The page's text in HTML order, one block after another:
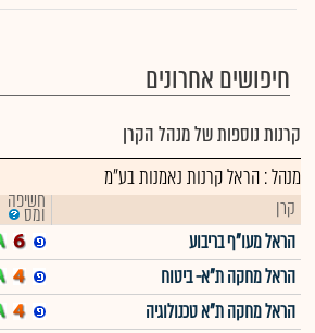
חיפושים אחרונים
קרנות נוספות של מנהל הקרן
מנהל : הראל קרנות נאמנות בע"מ
קרן חשיפה
ומס
הראל מעו"ף בריבוע
הראל מחקה ת"א- ביטוח
הראל מחקה ת"א טכנולוגיה